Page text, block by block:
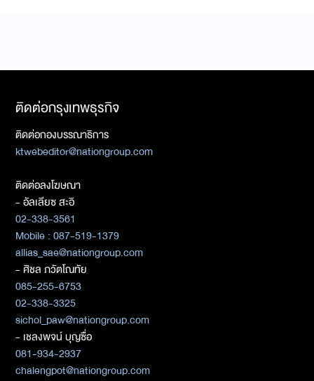
ติดต่อกรุงเทพธุรกิจ
ติดต่อกองบรรณาธิการ
ktwebeditor@nationgroup.com
ติดต่อลงโฆษณา
- อัลเลียซ สะอิ
02-338-3561
Mobile : 087-519-1379
allias_sae@nationgroup.com
- ศิชล ภวัตโณทัย
085-255-6753
02-338-3325
sichol_paw@nationgroup.com
- เชลงพจน์ บุญซื่อ
081-934-2937
chalengpot@nationgroup.com